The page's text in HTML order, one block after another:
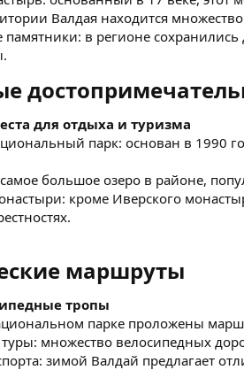
Валдая находится
памятники: в регионе
для отдыха и туризма
парк: основан в 1990
большое озеро в районе,
кроме Иверского
маршруты​
тропы
парке проложены
множество велосипедных
зимой Валдай предлагает